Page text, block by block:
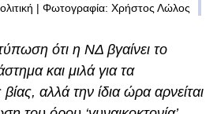
| Φωτογραφία: Χρήστος Λώλος
ότι η ΝΔ βγαίνει το
και μιλά για τα
αλλά την ίδια ώρα αρνείται